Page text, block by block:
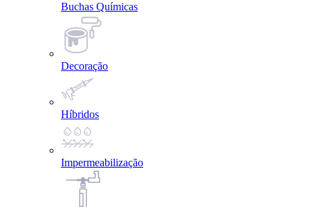
Buchas Químicas
Decoração
Híbridos
Impermeabilização